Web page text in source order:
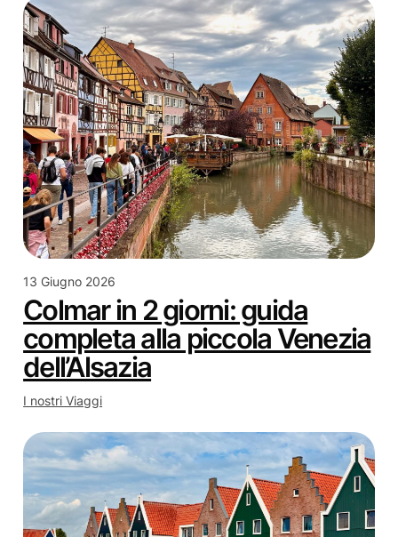
13 Giugno 2026
Colmar in 2 giorni: guida
completa alla piccola Venezia
dell’Alsazia
I nostri Viaggi